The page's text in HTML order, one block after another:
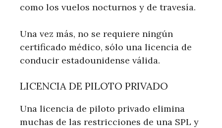
como los vuelos nocturnos y de travesía.
Una vez más, no se requiere ningún
certificado médico, sólo una licencia de
conducir estadounidense válida.
LICENCIA DE PILOTO PRIVADO
Una licencia de piloto privado elimina
muchas de las restricciones de una SPL y